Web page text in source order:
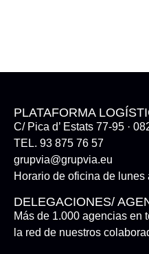
PLATAFORMA
C/ Pica d’ Estats 77-95 ·
TEL. 93 875 76 57
grupvia@grupvia.eu
Horario de oficina de lunes
DELEGACIONES/
Más de 1.000 agencias en
la red de nuestros